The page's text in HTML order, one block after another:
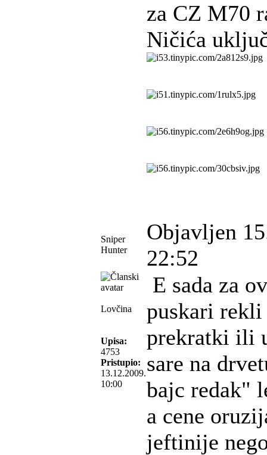
za CZ M70
Ničića
Sniper
Hunter
Objavljen
22:52
Lovčina
Upisa:
4753
Pristupio:
13.12.2009.
10:00
E sada za
puskari rekli
prekratki ili
sare na
bajc redak"
a cene
jeftinije